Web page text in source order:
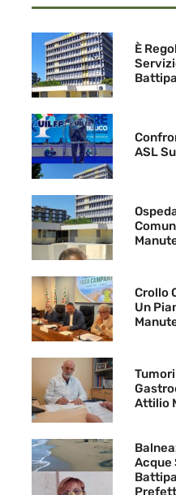
È
ASL
Crollo
Un
Attilio
Acque